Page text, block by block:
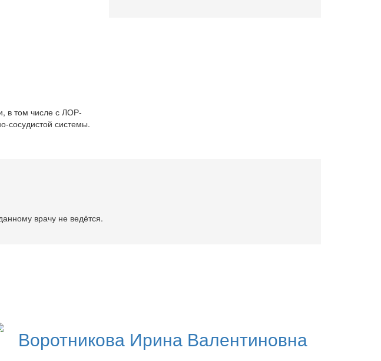
в том числе с ЛОР-
сосудистой системы.
врачу не ведётся.
Воротникова Ирина Валентиновна